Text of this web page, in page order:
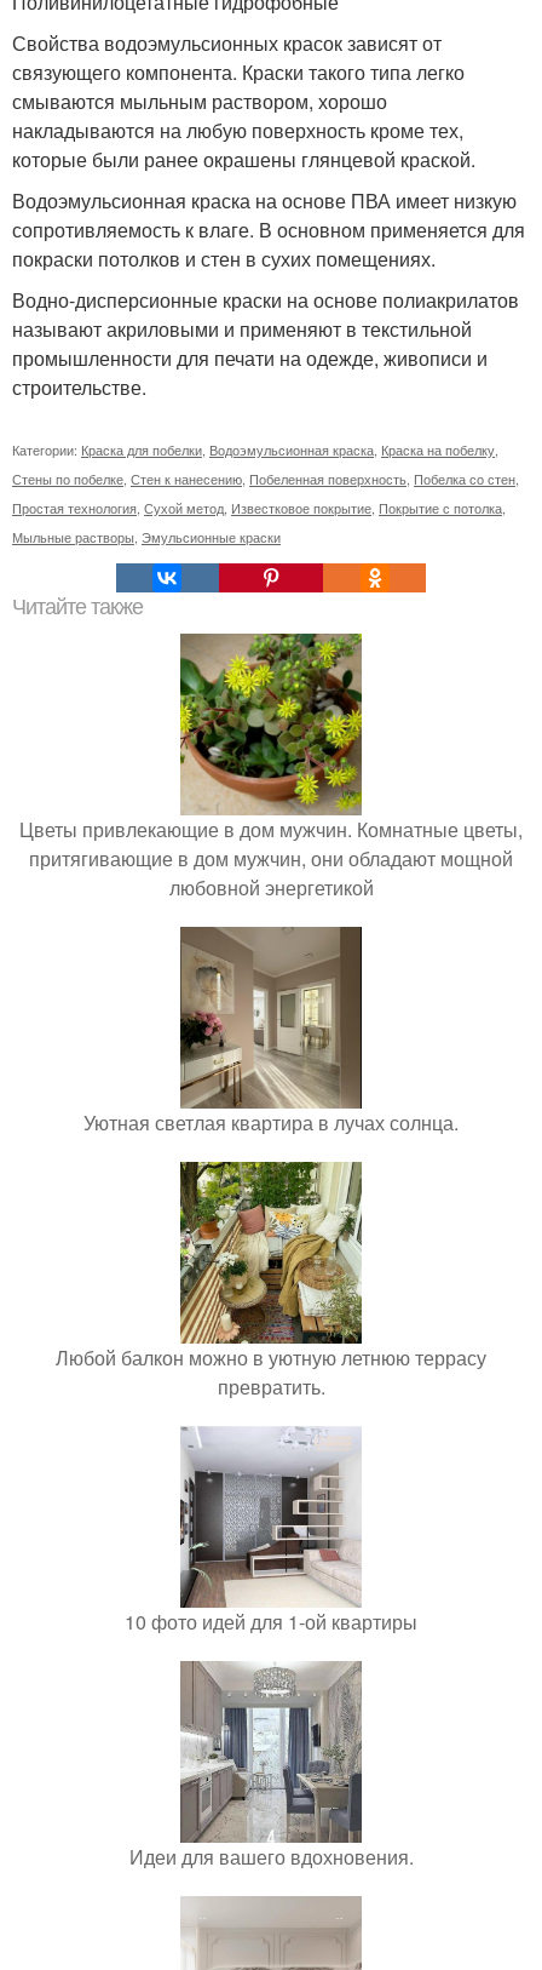
Свойства водоэмульсионных красок зависят от
связующего компонента. Краски такого типа легко
смываются мыльным раствором, хорошо
накладываются на любую поверхность кроме тех,
которые были ранее окрашены глянцевой краской.
Водоэмульсионная краска на основе ПВА имеет низкую
сопротивляемость к влаге. В основном применяется для
покраски потолков и стен в сухих помещениях.
Водно-дисперсионные краски на основе полиакрилатов
называют акриловыми и применяют в текстильной
промышленности для печати на одежде, живописи и
строительстве.
Категории: Краска для побелки Водоэмульсионная краска Краска на побелку
Стены по побелке Стен к нанесению Побеленная поверхность Побелка со стен
Простая технология Сухой метод Известковое покрытие Покрытие с потолка
Мыльные растворы Эмульсионные краски
Читайте также
Цветы привлекающие в дом мужчин. Комнатные цветы,
притягивающие в дом мужчин, они обладают мощной
любовной энергетикой
Уютная светлая квартира в лучах солнца.
Любой балкон можно в уютную летнюю террасу
превратить.
10 фото идей для 1-ой квартиры
Идеи для вашего вдохновения.